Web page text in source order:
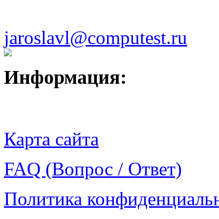
jaroslavl@computest.ru
Информация:
Карта сайта
FAQ (Вопрос / Ответ)
Политика